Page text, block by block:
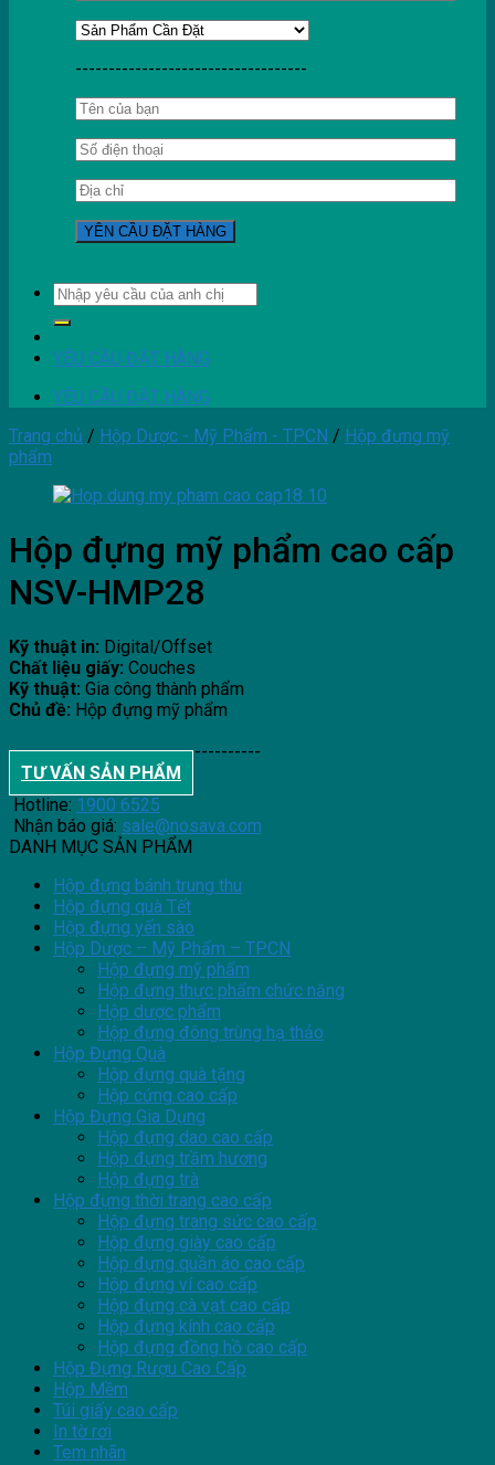
-----------------------------------
Tìm
kiếm:
YÊU CẦU ĐẶT HÀNG
YÊU CẦU ĐẶT HÀNG
Trang chủ / Hộp Dược - Mỹ Phẩm - TPCN / Hộp đựng mỹ
phẩm
Hộp đựng mỹ phẩm cao cấp
NSV-HMP28
Kỹ thuật in: Digital/Offset
Chất liệu giấy: Couches
Kỹ thuật: Gia công thành phẩm
Chủ đề: Hộp đựng mỹ phẩm
--------------------------------------
TƯ VẤN SẢN PHẨM
Hotline: 1900 6525
Nhận báo giá: sale@nosava.com
DANH MỤC SẢN PHẨM
Hộp đựng bánh trung thu
Hộp đựng quà Tết
Hộp đựng yến sào
Hộp Dược – Mỹ Phẩm – TPCN
Hộp đựng mỹ phẩm
Hộp đựng thực phẩm chức năng
Hộp dược phẩm
Hộp đựng đông trùng hạ thảo
Hộp Đựng Quà
Hộp đựng quà tặng
Hộp cứng cao cấp
Hộp Đựng Gia Dụng
Hộp đựng dao cao cấp
Hộp đựng trầm hương
Hộp đựng trà
Hộp đựng thời trang cao cấp
Hộp đựng trang sức cao cấp
Hộp đựng giày cao cấp
Hộp đựng quần áo cao cấp
Hộp đựng ví cao cấp
Hộp đựng cà vạt cao cấp
Hộp đựng kính cao cấp
Hộp đựng đồng hồ cao cấp
Hộp Đựng Rượu Cao Cấp
Hộp Mềm
Túi giấy cao cấp
In tờ rơi
Tem nhãn